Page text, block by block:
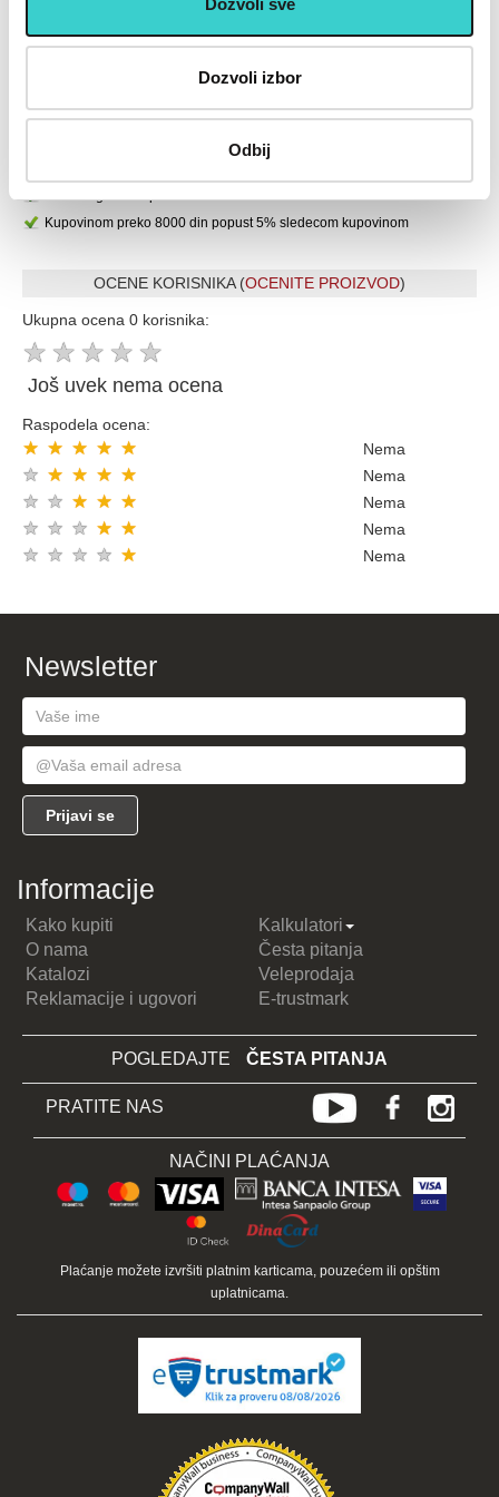
Dozvoli sve
Dozvoli izbor
Odbij
U cenu je uključen PDV
Vise od 200.000 zadovoljnih kupaca
Ekspresna dostava u celoj Srbiji
100% Sigurna kupovina
Kupovinom preko 8000 din popust 5% sledecom kupovinom
OCENE KORISNIKA (OCENITE PROIZVOD)
Ukupna ocena 0 korisnika:
★ ★ ★ ★ ★
Još uvek nema ocena
Raspodela ocena:
★
★
★
★
★ Nema
★
★
★
★
★ Nema
★
★
★
★
★ Nema
★
★
★
★
★ Nema
★
★
★
★
★ Nema
Newsletter
Informacije
Kako kupiti
Kalkulatori
O nama
Česta pitanja
Katalozi
Veleprodaja
Reklamacije i ugovori
E-trustmark
POGLEDAJTE ČESTA PITANJA
PRATITE NAS
NAČINI PLAĆANJA
Plaćanje možete izvršiti platnim karticama, pouzećem ili opštim
uplatnicama.